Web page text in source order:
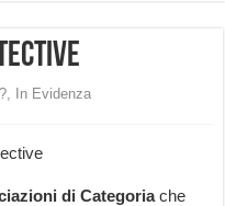
,
In Evidenza
di Categoriache